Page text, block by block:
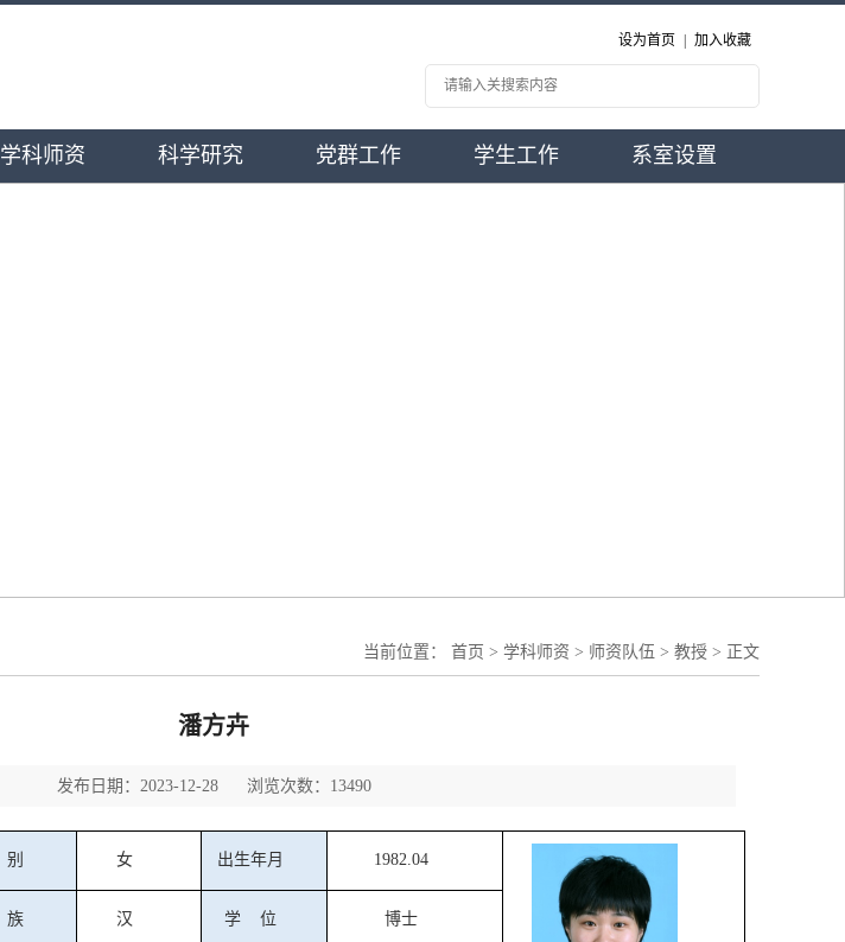
设为首页 加入收藏
学科师资 科学研究 党群工作 学生工作 系室设置
当前位置： 首页 > 学科师资 > 师资队伍 > 教授 > 正文
潘方卉
发布日期：2023-12-28 浏览次数：13490
别 女 出生年月 1982.04
族 汉 学 位 博士